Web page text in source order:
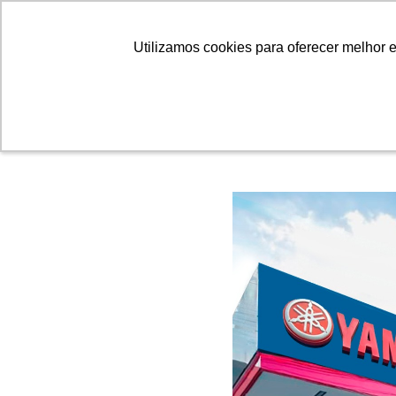
Utilizamos cookies para oferecer melhor
Utilizamos cookies para oferecer melhor